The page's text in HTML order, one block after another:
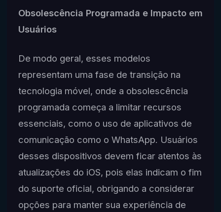
Obsolescência Programada e Impacto em
Usuários
De modo geral, esses modelos
representam uma fase de transição na
tecnologia móvel, onde a obsolescência
programada começa a limitar recursos
essenciais, como o uso de aplicativos de
comunicação como o WhatsApp. Usuários
desses dispositivos devem ficar atentos às
atualizações do iOS, pois elas indicam o fim
do suporte oficial, obrigando a considerar
opções para manter sua experiência de